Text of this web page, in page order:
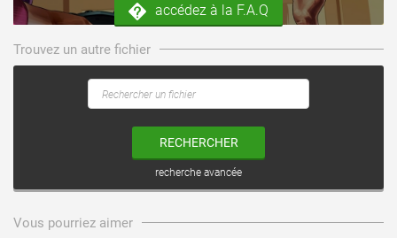
accédez à la F.A.Q
Trouvez un autre fichier
RECHERCHER
recherche avancée
Vous pourriez aimer